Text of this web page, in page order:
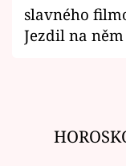
slavného
Jezdil na